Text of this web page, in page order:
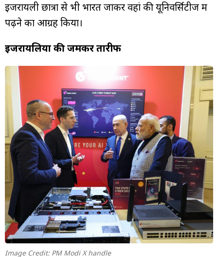
इजरायली छात्रों से भी भारत जाकर वहां की यूनिवर्सिटीज में
पढ़ने का आग्रह किया।
इजरायलियों की जमकर तारीफ
Image Credit: PM Modi X handle